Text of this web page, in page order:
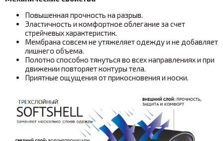
Повышенная прочность на разрыв.
Эластичность и комфортное облегание за счет
стрейчевых характеристик.
Мембрана совсем не утяжеляет одежду и не добавляет
лишнего объема.
Полотно способно тянуться во всех направлениях и при
движении повторяет контуры тела.
Приятные ощущения от прикосновения и носки.